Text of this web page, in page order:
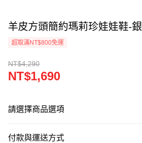
羊皮方頭簡約瑪莉珍娃娃鞋-銀
超取滿NT$800免運
NT$4,290
NT$1,690
請選擇商品選項
付款與運送方式